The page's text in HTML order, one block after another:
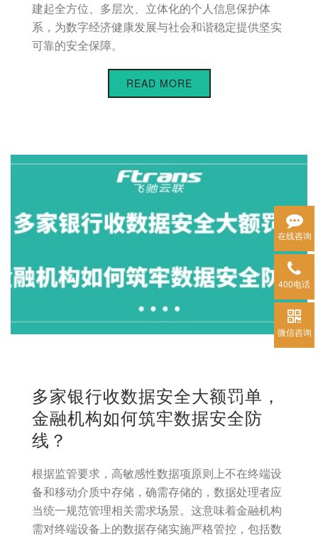
建起全方位、多层次、立体化的个人信息保护体
系，为数字经济健康发展与社会和谐稳定提供坚实
可靠的安全保障。
READ MORE
多家银行收数据安全大额罚单，
金融机构如何筑牢数据安全防
线？
根据监管要求，高敏感性数据项原则上不在终端设
备和移动介质中存储，确需存储的，数据处理者应
当统一规范管理相关需求场景。这意味着金融机构
需对终端设备上的数据存储实施严格管控，包括数
在线咨询
400电话
微信咨询